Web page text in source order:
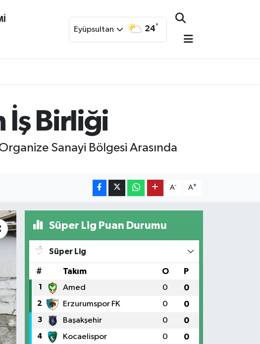
Eyüpsultan 24°
İş Birliği
Sanayi Bölgesi Arasında
A- A+
Süper Lig Puan Durumu
Süper Lig
# Takım O P
1 Amed 0 0
2 Erzurumspor FK 0 0
3 Başakşehir 0 0
4 Kocaelispor 0 0